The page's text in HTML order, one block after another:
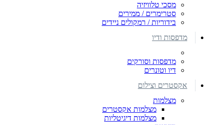
מסכי טלוויזיה
סטרימרים / ממירים
בידוריות / רמקולים ניידים
מדפסות ודיו
מדפסות וסורקים
דיו וטונרים
אקסטרים וצילום
מצלמות
מצלמות אקסטרים
מצלמות דיגיטליות